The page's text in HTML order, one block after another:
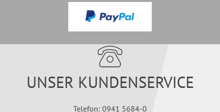
UNSER KUNDENSERVICE
Telefon: 0941 5684-0